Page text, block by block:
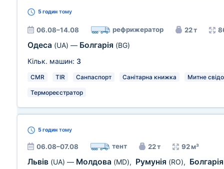
5 годин тому
06.08–14.08 рефрижератор 22 т
Одеса (UA) — Болгарія (BG)
Кільк. машин: 3
CMR TIR Санпаспорт Санітарна книжка Митне
Термореєстратор
5 годин тому
06.08–07.08 тент 22 т 92 м³
Львів (UA) — Молдова (MD), Румунія (RO),